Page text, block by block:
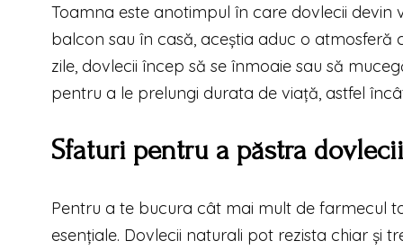
Toamna este anotimpul în care dovlecii devin
balcon sau în casă, aceștia aduc o
zile, dovlecii încep să se înmoaie sau să
pentru a le prelungi durata de viață, astfel
Sfaturi pentru a păstra
Pentru a te bucura cât mai mult de farmecul
esențiale. Dovlecii naturali pot rezista chiar și